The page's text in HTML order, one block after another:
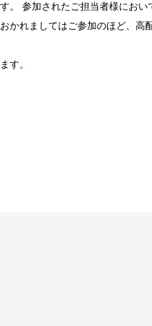
。 参加されたご担当者様にお
かれましてはご参加のほど、